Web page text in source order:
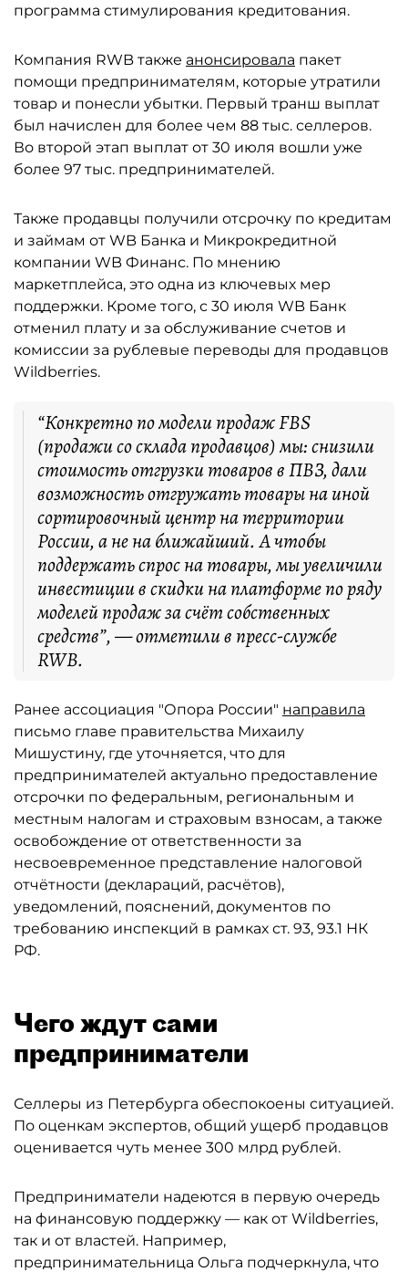
программа стимулирования кредитования.
Компания RWB также анонсировала пакет
помощи предпринимателям, которые утратили
товар и понесли убытки. Первый транш выплат
был начислен для более чем 88 тыс. селлеров.
Во второй этап выплат от 30 июля вошли уже
более 97 тыс. предпринимателей.
Также продавцы получили отсрочку по кредитам
и займам от WB Банка и Микрокредитной
компании WB Финанс. По мнению
маркетплейса, это одна из ключевых мер
поддержки. Кроме того, с 30 июля WB Банк
отменил плату и за обслуживание счетов и
комиссии за рублевые переводы для продавцов
Wildberries.
“Конкретно по модели продаж FBS
(продажи со склада продавцов) мы: снизили
стоимость отгрузки товаров в ПВЗ, дали
возможность отгружать товары на иной
сортировочный центр на территории
России, а не на ближайший. А чтобы
поддержать спрос на товары, мы увеличили
инвестиции в скидки на платформе по ряду
моделей продаж за счёт собственных
средств”, — отметили в пресс-службе
RWB.
Ранее ассоциация "Опора России" направила
письмо главе правительства Михаилу
Мишустину, где уточняется, что для
предпринимателей актуально предоставление
отсрочки по федеральным, региональным и
местным налогам и страховым взносам, а также
освобождение от ответственности за
несвоевременное представление налоговой
отчётности (деклараций, расчётов),
уведомлений, пояснений, документов по
требованию инспекций в рамках ст. 93, 93.1 НК
РФ.
Чего ждут сами
предприниматели
Селлеры из Петербурга обеспокоены ситуацией.
По оценкам экспертов, общий ущерб продавцов
оценивается чуть менее 300 млрд рублей.
Предприниматели надеются в первую очередь
на финансовую поддержку — как от Wildberries,
так и от властей. Например,
предпринимательница Ольга подчеркнула, что